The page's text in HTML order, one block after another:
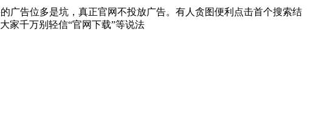
广告位多是坑，真正官网不投放广告。有人贪图便利点击首个搜索结
家千万别轻信“官网下载”等说法